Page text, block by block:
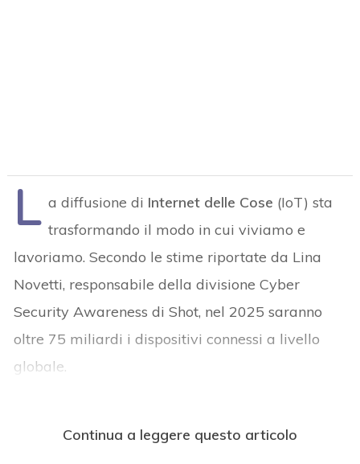
L a diffusione di Internet delle Cose (IoT) sta
trasformando il modo in cui viviamo e
lavoriamo. Secondo le stime riportate da Lina
Novetti, responsabile della divisione Cyber
Security Awareness di Shot, nel 2025 saranno
oltre 75 miliardi i dispositivi connessi a livello
globale.
Continua a leggere questo articolo